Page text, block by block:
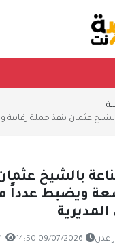
عثمان ينفذ حملة رقابية
بالشيخ
ويضبط عدداً
عدن 09/07/2026 14:50